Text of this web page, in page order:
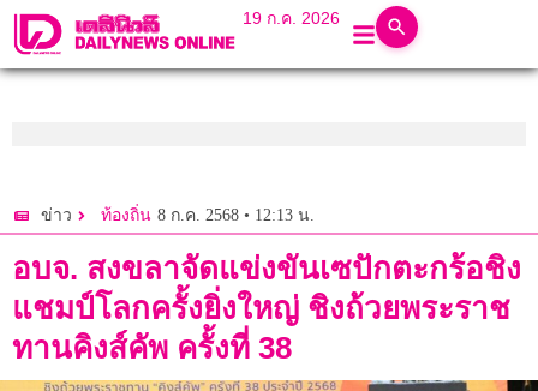
19 ก.ค. 2026
ข่าว ท้องถิ่น 8 ก.ค. 2568 • 12:13 น.
อบจ. สงขลาจัดแข่งขันเซปักตะกร้อชิง
แชมป์โลกครั้งยิ่งใหญ่ ชิงถ้วยพระราช
ทานคิงส์คัพ ครั้งที่ 38